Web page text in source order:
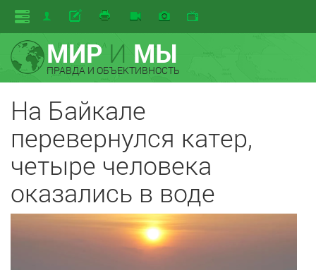
МИРИ МЫ
ПРАВДА И ОБЪЕКТИВНОСТЬ
На Байкале
перевернулся катер,
четыре человека
оказались в воде